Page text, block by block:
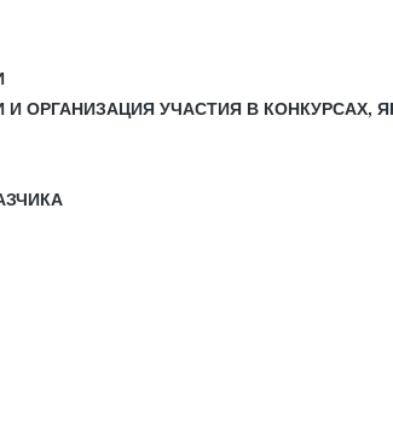
ОРГАНИЗАЦИЯ УЧАСТИЯ В КОНКУРСАХ,